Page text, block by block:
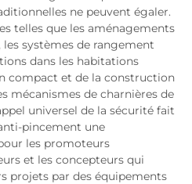
ne peuvent égaler.
telles que les aménagements
les systèmes de rangement
dans les habitations
compact et de la construction
mécanismes de charnières de
universel de la sécurité fait
pincement une
les promoteurs
et les concepteurs qui
projets par des équipements